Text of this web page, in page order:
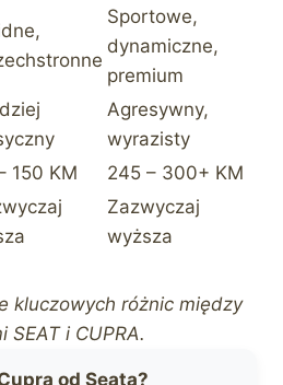
Sportowe,
dynamiczne,
premium
Agresywny,
wyrazisty
150 KM 245 – 300+ KM
Zazwyczaj
wyższa
kluczowych różnic między
SEAT i CUPRA.
od Seata?